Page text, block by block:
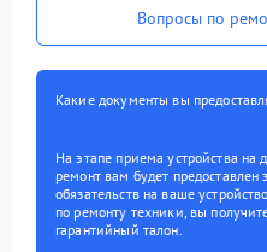
Вопросы по
Какие документы вы
На этапе приема устройства на
ремонт вам будет предоставлен
обязательств на ваше
по ремонту техники, вы
гарантийный талон.